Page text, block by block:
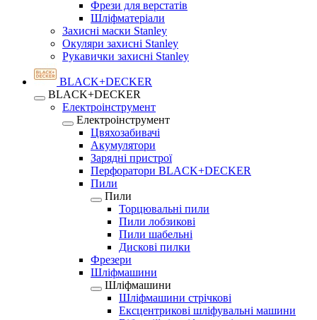
Фрези для верстатів
Шліфматеріали
Захисні маски Stanley
Окуляри захисні Stanley
Рукавички захисні Stanley
BLACK+DECKER
BLACK+DECKER
Електроінструмент
Електроінструмент
Цвяхозабивачі
Акумулятори
Зарядні пристрої
Перфоратори BLACK+DECKER
Пили
Пили
Торцювальні пили
Пили лобзикові
Пили шабельні
Дискові пилки
Фрезери
Шліфмашини
Шліфмашини
Шліфмашини стрічкові
Ексцентрикові шліфувальні машини